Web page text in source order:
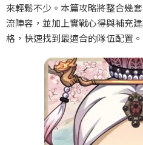
來輕鬆不少。本篇攻略將整合幾
流陣容，並加上實戰心得與補充
格，快速找到最適合的隊伍配置。